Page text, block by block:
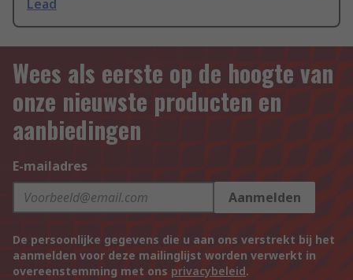
Lead
Wees als eerste op de hoogte van
onze nieuwste producten en
aanbiedingen
E-mailadres
Aanmelden
De persoonlijke gegevens die u aan ons verstrekt bij het
aanmelden voor deze mailinglijst worden verwerkt in
overeenstemming met ons privacybeleid.